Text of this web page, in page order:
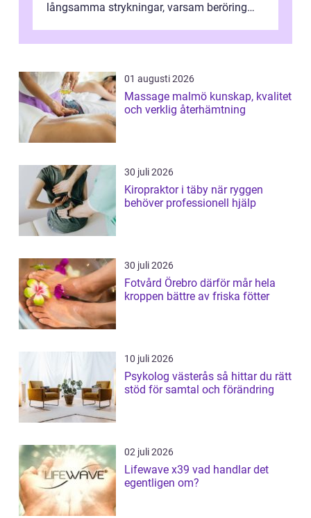
långsamma strykningar, varsam beröring
nervsys...
01 augusti 2026
Massage malmö kunskap, kvalitet
och verklig återhämtning
30 juli 2026
Kiropraktor i täby när ryggen
behöver professionell hjälp
30 juli 2026
Fotvård Örebro därför mår hela
kroppen bättre av friska fötter
10 juli 2026
Psykolog västerås så hittar du rätt
stöd för samtal och förändring
02 juli 2026
Lifewave x39 vad handlar det
egentligen om?